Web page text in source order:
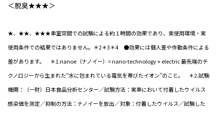
＜脱臭★★★＞
★、★★、★★★車室空間での試験による約１時間の効果であり、実使用環境・実
使用条件での結果ではありません。＊2＊3＊4 ●効果には個人差や作動条件による
差があります。 ＊1.nanoe（ナノイー）= nano-technology + electric 最先端のテ
クノロジーから生まれた“水に包まれている電気を帯びたイオン”のこと。 ＊2.試験
機関：（一財）日本食品分析センター／試験方法：実車において付着したウイルス
感染価を測定／抑制の方法：ナノイーを放出／対象：付着したウイルス／試験した